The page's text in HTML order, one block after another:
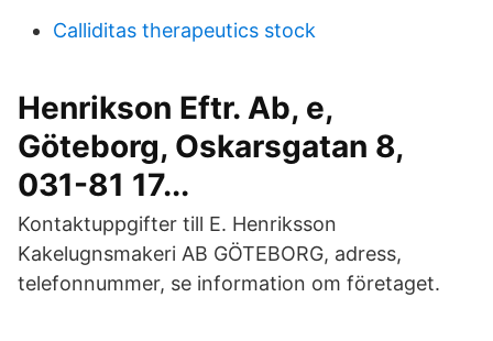
Calliditas therapeutics stock
Henrikson Eftr. Ab, e,
Göteborg, Oskarsgatan 8,
031-81 17...
Kontaktuppgifter till E. Henriksson
Kakelugnsmakeri AB GÖTEBORG, adress,
telefonnummer, se information om företaget.